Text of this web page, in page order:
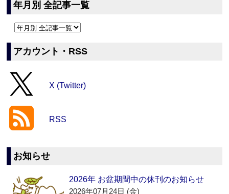
年月別 全記事一覧
アカウント・RSS
X (Twitter)
RSS
お知らせ
2026年 お盆期間中の休刊のお知らせ
2026年07月24日 (金)